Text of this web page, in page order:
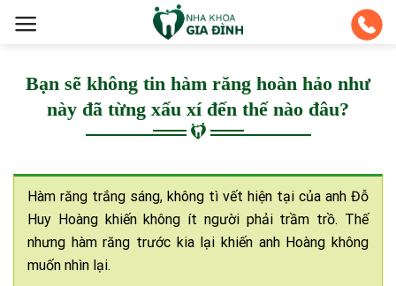
Bạn sẽ không tin hàm răng hoàn hảo như
này đã từng xấu xí đến thế nào đâu?
Hàm răng trắng sáng, không tì vết hiện tại của anh Đỗ
Huy Hoàng khiến không ít người phải trầm trồ. Thế
nhưng hàm răng trước kia lại khiến anh Hoàng không
muốn nhìn lại.